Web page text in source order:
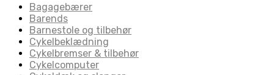
Bagagebærer
Barends
Barnestole og tilbehør
Cykelbeklædning
Cykelbremser & tilbehør
Cykelcomputer